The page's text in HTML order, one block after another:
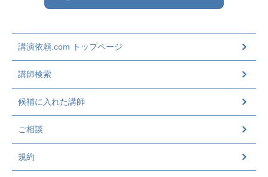
講演依頼.com トップページ
講師検索
候補に入れた講師
ご相談
規約